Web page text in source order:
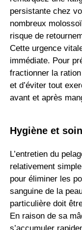
persistante chez
nombreux
risque de
Cette urgence
immédiate. Pour
fractionner la
et d’éviter tout
avant et après
Hygiène et
L’entretien du
relativement
pour éliminer les
sanguine de la
particulière doit
En raison de sa
s’accumuler